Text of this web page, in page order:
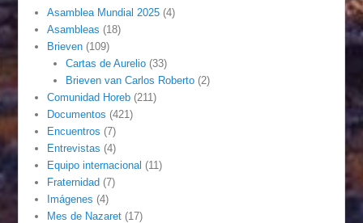
Asamblea Mundial 2025 (4)
Asambleas (18)
Brieven (109)
Cartas de Aurelio(33)
Brieven van Carlos Roberto(2)
Comunidad Horeb (211)
Documentos (421)
Encuentros (7)
Entrevistas (4)
Equipo internacional (11)
Fraternidad (7)
Imágenes (4)
Mes de Nazaret (17)